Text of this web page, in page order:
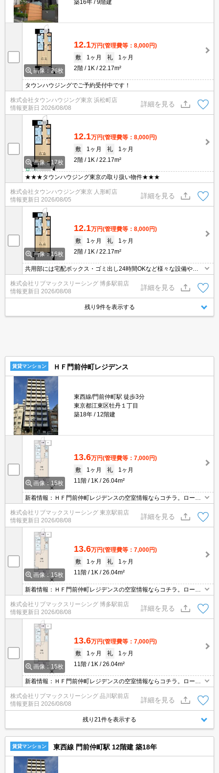
築16年 9階建
画像：26枚
12.1万円(管理費等：8,000円)
敷
1ヶ月 礼
1ヶ月
2階
1K 22.17m²
タウンハウジングでご予約受付中です！
株式会社タウンハウジング東京 浜松町店
情報更新日 2026/08/08
詳細を見る
画像：17枚
12.1万円(管理費等：8,000円)
敷
1ヶ月 礼
1ヶ月
2階
1K 22.17m²
★★★タウンハウジング東京の取り扱い物件★★★
株式会社タウンハウジング東京 人形町店
情報更新日 2026/08/05
詳細を見る
画像：16枚
12.1万円(管理費等：8,000円)
敷
1ヶ月 礼
1ヶ月
2階
1K 22.17m²
共用部には宅配ボックス・ゴミ出し24時間OKなど様々な設備やサ
ク・TVインターホンなど充実しているので、防犯対策もばっちりで
す。収納はシューズボックス・クロゼットなど豊富なので、広々と
株式会社リブマックスリーシング 博多駅前店
情報更新日 2026/08/08
詳細を見る
残り9件を表示する
賃貸マンション ＨＦ門前仲町レジデンス
東西線/門前仲町駅 徒歩3分
東京都江東区牡丹１丁目
築18年
12階建
画像：15枚
13.6万円(管理費等：7,000円)
敷
1ヶ月 礼
1ヶ月
11階
1K 26.04m²
新着情報：ＨＦ門前仲町レジデンスの空室情報ならコチラ。ローソ
所独立・浴室乾燥機など豊富に揃っており、過ごしやすいお部屋に
なっております。毎日浴槽に浸かるなら、追い焚き機能で水道代を
節約しましょう。
株式会社リブマックスリーシング 東京駅前店
情報更新日 2026/08/08
詳細を見る
画像：15枚
13.6万円(管理費等：7,000円)
敷
1ヶ月 礼
1ヶ月
11階
1K 26.04m²
新着情報：ＨＦ門前仲町レジデンスの空室情報ならコチラ。ローソ
所独立・浴室乾燥機など豊富に揃っており、過ごしやすいお部屋に
なっております。毎日浴槽に浸かるなら、追い焚き機能で水道代を
節約しましょう。
株式会社リブマックスリーシング 博多駅前店
情報更新日 2026/08/08
詳細を見る
画像：15枚
13.6万円(管理費等：7,000円)
敷
1ヶ月 礼
1ヶ月
11階
1K 26.04m²
新着情報：ＨＦ門前仲町レジデンスの空室情報ならコチラ。ローソ
所独立・浴室乾燥機など豊富に揃っており、過ごしやすいお部屋に
なっております。毎日浴槽に浸かるなら、追い焚き機能で水道代を
株式会社リブマックスリーシング 品川駅前店
情報更新日 2026/08/08
詳細を見る
残り21件を表示する
賃貸マンション 東西線 門前仲町駅 12階建 築18年